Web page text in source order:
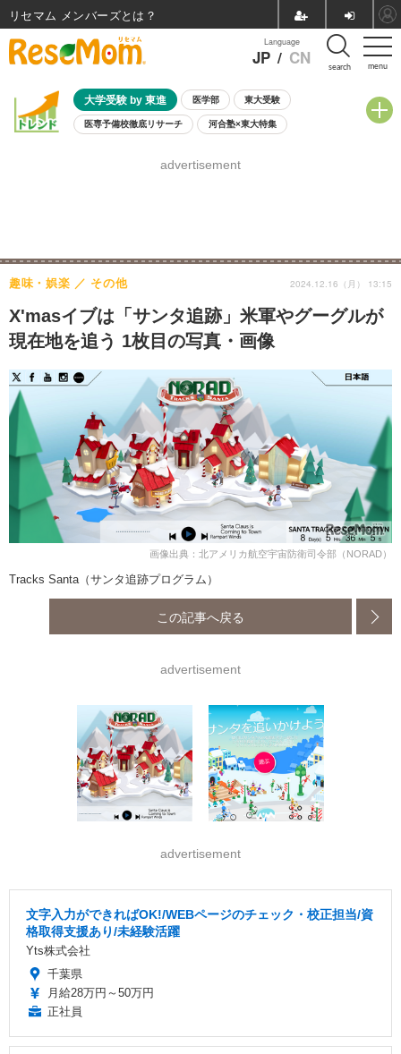
menu
Language
JP / CN search
大学受験 by 東進 医学部 東大受験
医専予備校徹底リサーチ 河合塾×東大特集
8月開催学校説明会・相談会
advertisement
X'masイブは「サンタ追跡」米軍やグーグルが
現在地を追う 1枚目の写真・画像
趣味・娯楽 その他 2024.12.16（月） 13:15
画像出典：北アメリカ航空宇宙防衛司令部（NORAD）
Tracks Santa（サンタ追跡プログラム）
この記事へ戻る
advertisement
advertisement
文字入力ができればOK!/WEBページのチェック・校正担当/資
格取得支援あり/未経験活躍
Yts株式会社
千葉県
月給28万円～50万円
正社員
リセマム メンバーズ